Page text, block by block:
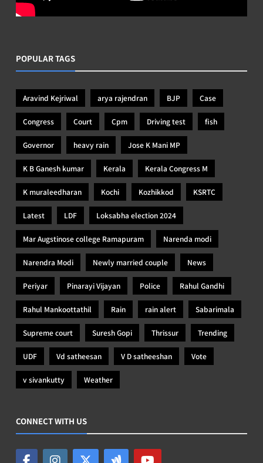
POPULAR TAGS
Aravind Kejriwal arya rajendran BJP Case
Congress Court Cpm Driving test fish
Governor heavy rain Jose K Mani MP
K B Ganesh kumar Kerala Kerala Congress M
K muraleedharan Kochi Kozhikkod KSRTC
Latest LDF Loksabha election 2024
Mar Augstinose college Ramapuram Narenda modi
Narendra Modi Newly married couple News
Periyar Pinarayi Vijayan Police Rahul Gandhi
Rahul Mankoottathil Rain rain alert Sabarimala
Supreme court Suresh Gopi Thrissur Trending
UDF Vd satheesan V D satheeshan Vote
v sivankutty Weather
CONNECT WITH US